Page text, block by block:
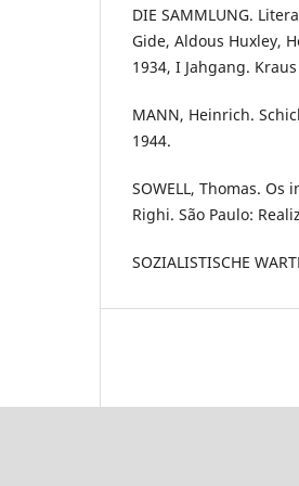
DIE SAMMLUNG.
Gide, Aldous Huxley,
1934, I Jahgang.
MANN, Heinrich.
1944.
SOWELL, Thomas.
Righi. São Paulo:
SOZIALISTISCHE